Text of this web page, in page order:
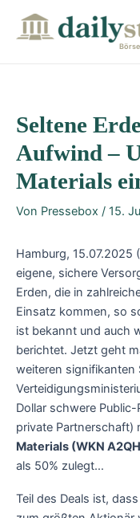
Seltene
Aufwind –
Materials
Von Pressebox / 15.
Hamburg, 15.07.2025
eigene, sichere
Erden, die in
Einsatz kommen, so
ist bekannt und auch
berichtet. Jetzt geht
weiteren signifikanten
Dollar schwere
private Partnerschaft)
Materials (WKN
als 50% zulegt…
Teil des Deals ist,